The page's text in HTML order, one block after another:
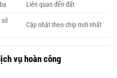
Liên quan đến đất
sở
Cập nhật theo chip mới nhất
vụ hoàn công